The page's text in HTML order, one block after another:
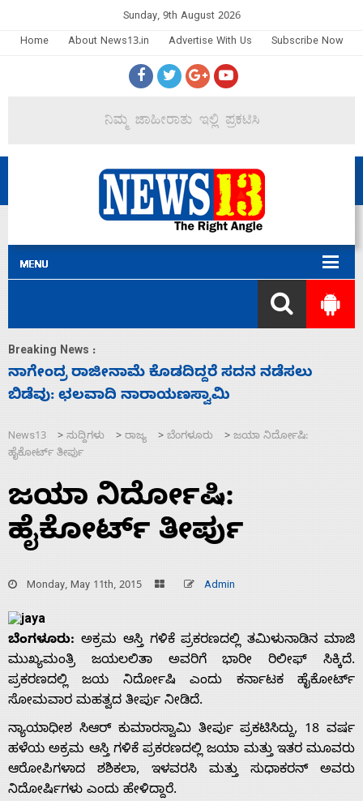
Sunday, 9th August 2026
Home
About News13.in Advertise With Us Subscribe Now
Breaking News :
ಸಚಿವ ಸಂಪುಟ ವಿಸ್ತರಣೆ ಮಾಡಿದ್ದು ಹಣಬಲ
ಹೈಕಮಾಂಡ್ ರಾಜಕಾರಣಕ್ಕೆ: ವಿಜಯೇಂದ್ರ
News13 > ಸುದ್ದಿಗಳು > ರಾಜ್ಯ > ಬೆಂಗಳೂರು > ಜಯಾ ನಿರ್ದೋಷಿ:
ಹೈಕೋರ್ಟ್ ತೀರ್ಪು
ಜಯಾ ನಿರ್ದೋಷಿ:
ಹೈಕೋರ್ಟ್ ತೀರ್ಪು
Monday, May 11th, 2015 Admin
ಬೆಂಗಳೂರು: ಅಕ್ರಮ ಆಸ್ತಿ ಗಳಿಕೆ ಪ್ರಕರಣದಲ್ಲಿ ತಮಿಳುನಾಡಿನ ಮಾಜಿ
ಮುಖ್ಯಮಂತ್ರಿ ಜಯಲಲಿತಾ ಅವರಿಗೆ ಭಾರೀ ರಿಲೀಫ್ ಸಿಕ್ಕಿದೆ.
ಪ್ರಕರಣದಲ್ಲಿ ಜಯ ನಿರ್ದೋಷಿ ಎಂದು ಕರ್ನಾಟಕ ಹೈಕೋರ್ಟ್
ಸೋಮವಾರ ಮಹತ್ವದ ತೀರ್ಪು ನೀಡಿದೆ.
ನ್ಯಾಯಾಧೀಶ ಸಿಆರ್ ಕುಮಾರಸ್ವಾಮಿ ತೀರ್ಪು ಪ್ರಕಟಿಸಿದ್ದು, 18 ವರ್ಷ
ಹಳೆಯ ಅಕ್ರಮ ಆಸ್ತಿ ಗಳಿಕೆ ಪ್ರಕರಣದಲ್ಲಿ ಜಯಾ ಮತ್ತು ಇತರ ಮೂವರು
ಆರೋಪಿಗಳಾದ ಶಶಿಕಲಾ, ಇಳವರಸಿ ಮತ್ತು ಸುಧಾಕರನ್ ಅವರು
ನಿದೋರ್ಷಿಗಳು ಎಂದು ಹೇಳಿದ್ದಾರೆ.